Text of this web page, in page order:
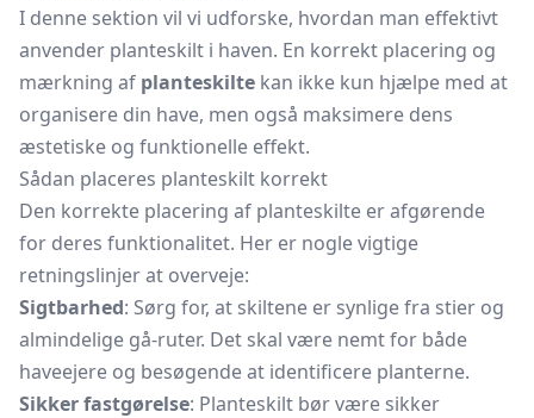
I denne sektion vil vi udforske, hvordan man effektivt
anvender planteskilt i haven. En korrekt placering og
mærkning af planteskilte kan ikke kun hjælpe med at
organisere din have, men også maksimere dens
æstetiske og funktionelle effekt.
Sådan placeres planteskilt korrekt
Den korrekte placering af planteskilte er afgørende
for deres funktionalitet. Her er nogle vigtige
retningslinjer at overveje:
Sigtbarhed: Sørg for, at skiltene er synlige fra stier og
almindelige gå-ruter. Det skal være nemt for både
haveejere og besøgende at identificere planterne.
Sikker fastgørelse: Planteskilt bør være sikker